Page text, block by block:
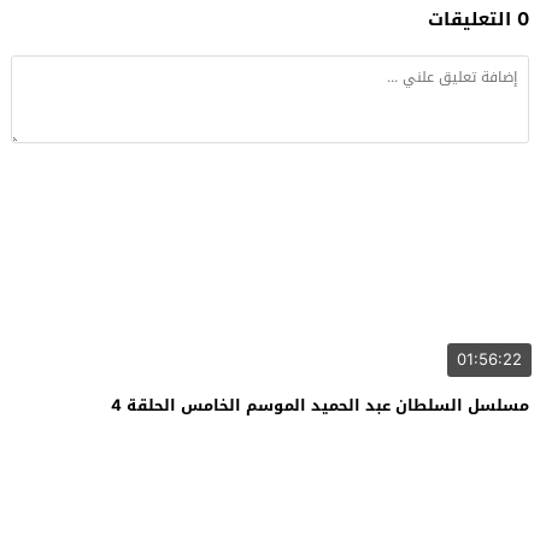
0 التعليقات
01:56:22
مسلسل السلطان عبد الحميد الموسم الخامس الحلقة 4